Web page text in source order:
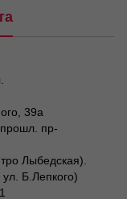
39а
пр-
Лыбедская).
Б.Лепкого)